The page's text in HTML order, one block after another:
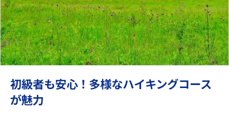
初級者も安心！多様なハイキングコース
が魅力